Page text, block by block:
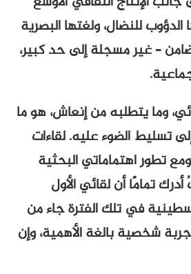
الدؤوب للنضال، ولغتها البصرية
– غير مسجلة إلى حد كبير،
وما يتطلبه من إنعاش، هو ما
تسليط الضوء عليه. لقاءات
تطور اهتماماتي البحثية
تمامًا أن لقائي الأول
في تلك الفترة جاء من
شخصية بالغة الأهمية، وإن